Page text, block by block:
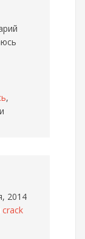
,
2014
crack